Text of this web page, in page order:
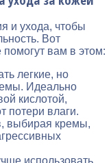
и ухода, чтобы
Вот
вам в этом:
легкие, но
Идеально
кислотой,
потери влаги.
выбирая кремы,